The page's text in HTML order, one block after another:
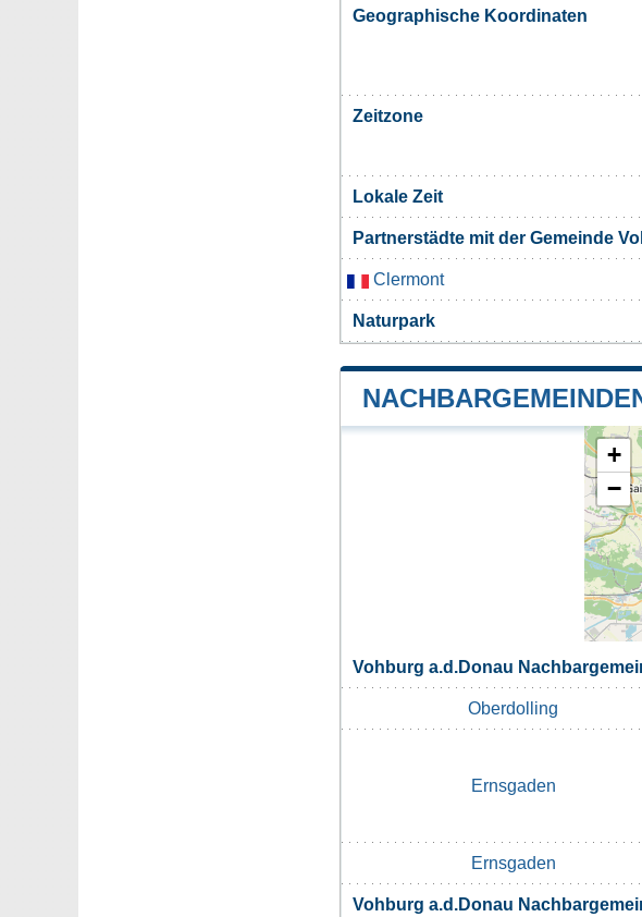
Geographische Koordinaten
Zeitzone
Lokale Zeit
Partnerstädte mit der Gemeinde
Clermont
Naturpark
+
−
Vohburg a.d.Donau
Oberdolling
Ernsgaden
Ernsgaden
Vohburg a.d.Donau